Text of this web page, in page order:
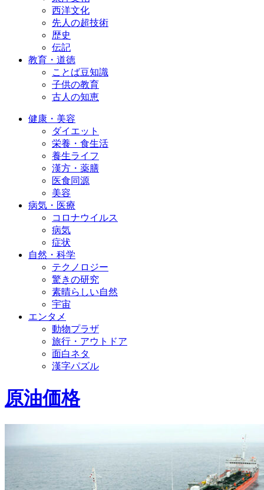
西洋文化
先人の超技術
歴史
伝記
教育・道徳
ことば豆知識
子供の教育
古人の知恵
健康・美容
ダイエット
栄養・食生活
養生ライフ
漢方・薬膳
医食同源
美容
病気・医療
コロナウイルス
病気
症状
自然・科学
テクノロジー
驚きの研究
素晴らしい自然
宇宙
エンタメ
動物プラザ
旅行・アウトドア
面白ネタ
漢字パズル
原油価格